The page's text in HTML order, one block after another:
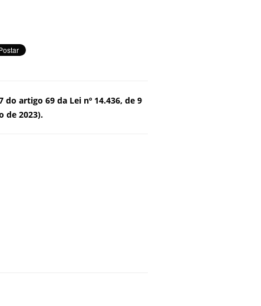
artigo 69 da Lei nº 14.436, de 9
de 2023).